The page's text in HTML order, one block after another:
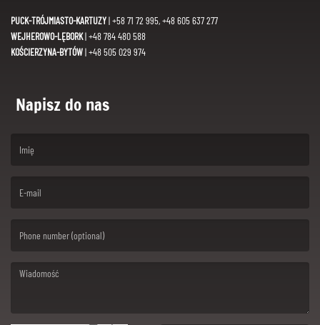
PUCK-TRÓJMIASTO-KARTUZY| +58 71 72 995, +48 605 637 277
WEJHEROWO-LĘBORK| +48 784 480 588
KOŚCIERZYNA-BYTÓW| +48 505 029 974
Napisz do nas